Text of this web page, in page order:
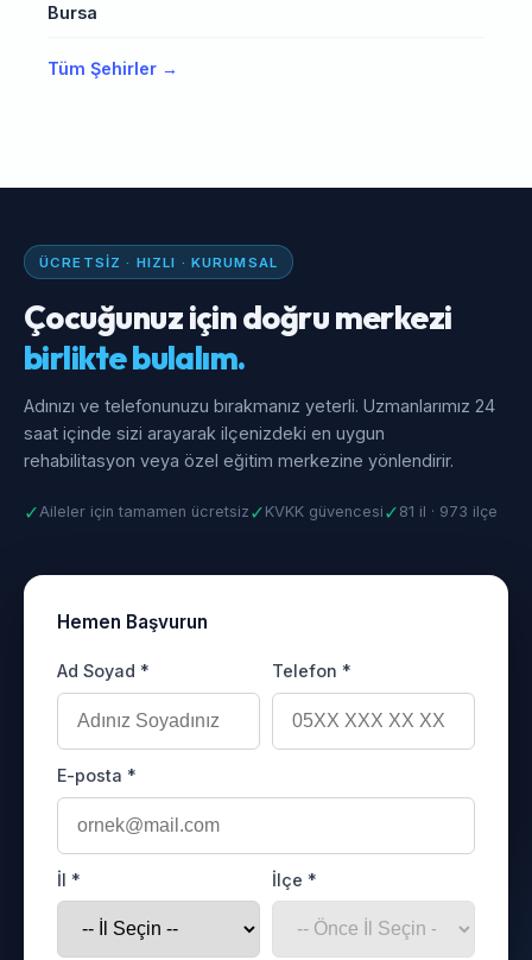
Bursa
Tüm Şehirler →
ÜCRETSIZ · HIZLI · KURUMSAL
Çocuğunuz için doğru merkezi
birlikte bulalım.
Adınızı ve telefonunuzu bırakmanız yeterli. Uzmanlarımız 24
saat içinde sizi arayarak ilçenizdeki en uygun
rehabilitasyon veya özel eğitim merkezine yönlendirir.
✓Aileler için tamamen ücretsiz ✓ KVKK güvencesi ✓ 81 il · 973 ilçe
Hemen Başvurun
Ad Soyad * Telefon *
E-posta *
İl * İlçe *